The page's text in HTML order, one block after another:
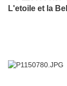
L'etoile et la